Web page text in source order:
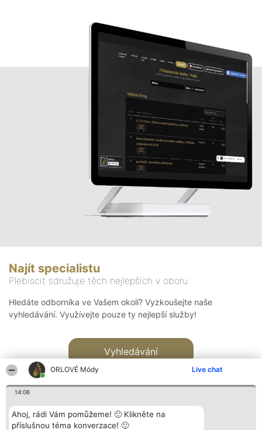
ORLOVÉ Módy Live chat
14:06
Ahoj, rádi Vám pomůžeme! 🙂 Klikněte na
příslušnou téma konverzace! 🙂
Najít specialistu
Plebiscit sdružuje těch nejlepších v oboru
Hledáte odborníka ve Vašem okolí? Vyzkoušejte naše
vyhledávání. Využívejte pouze ty nejlepší služby!
Vyhledávání